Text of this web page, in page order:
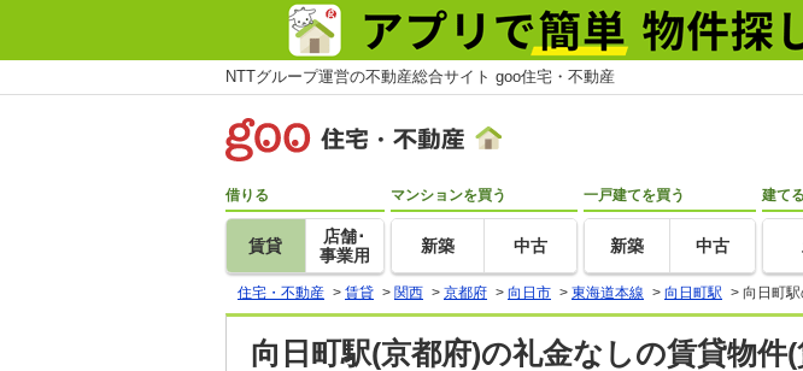
NTTグループ運営の不動産総合サイト goo住宅・不動産
借りる
賃貸
店舗･
事業用
マンションを買う
新築 中古
一戸建てを買う
新築 中古
建てる
住宅・不動産 > 賃貸 > 関西 > 京都府 > 向日市 > 東海道本線 > 向日町駅 > 向日町
向日町駅(京都府)の礼金なしの賃貸物